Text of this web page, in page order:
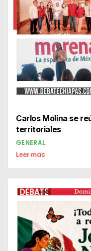
Carlos Molina se
territoriales
GENERAL
Leer mas